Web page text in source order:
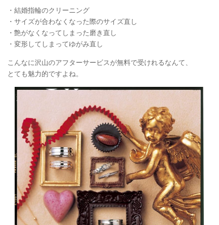
・結婚指輪のクリーニング
・サイズが合わなくなった際のサイズ直し
・艶がなくなってしまった磨き直し
・変形してしまってゆがみ直し
こんなに沢山のアフターサービスが無料で受けれるなんて、
とても魅力的ですよね。